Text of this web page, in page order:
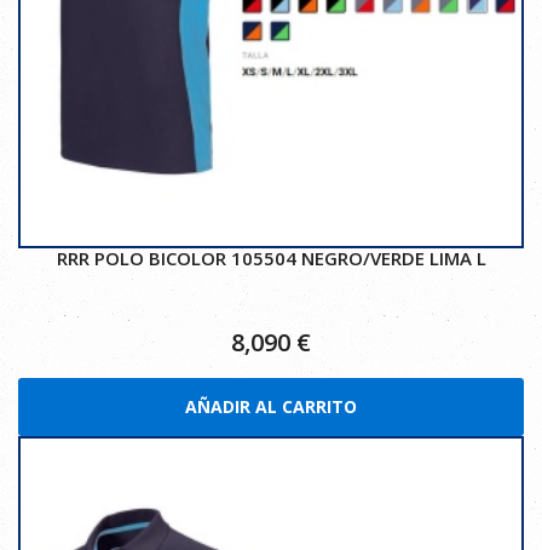
RRR POLO BICOLOR 105504 NEGRO/VERDE LIMA L
8,090 €
AÑADIR AL CARRITO